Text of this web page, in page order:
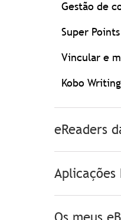
Gestão de
Super
Vincular e
Kobo
eReaders
Aplicações